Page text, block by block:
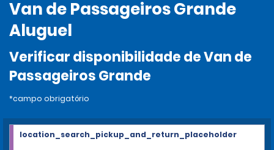
Van de Passageiros Grande
Aluguel
Verificar disponibilidade de Van de
Passageiros Grande
*campo obrigatório
location_search_pickup_and_return_placeholder